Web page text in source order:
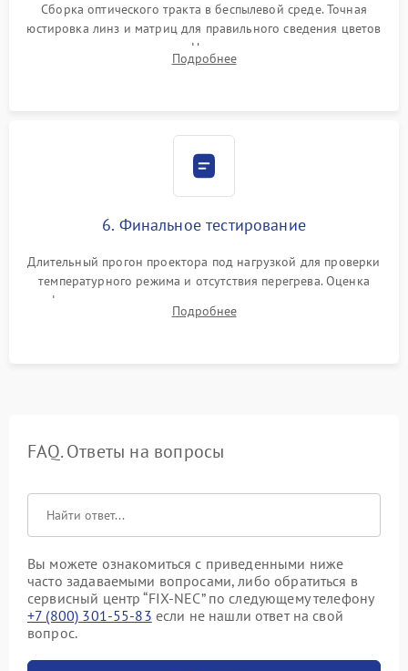
Сборка оптического тракта в беспылевой среде. Точная
юстировка линз и матриц для правильного сведения цветов
и устранения размытия. Надежное подключение всех
шлейфов, установка датчиков и закрытие корпуса
Подробнее
6. Финальное тестирование
Длительный прогон проектора под нагрузкой для проверки
температурного режима и отсутствия перегрева. Оценка
фокуса, контрастности и цветопередачи на тестовых
таблицах. Проверка работы всех видеовходов и кнопок
Подробнее
FAQ. Ответы на вопросы
Вы можете ознакомиться с приведенными ниже
часто задаваемыми вопросами, либо обратиться в
сервисный центр “FIX-NEC” по следующему телефону
+7 (800) 301-55-83 если не нашли ответ на свой
вопрос.